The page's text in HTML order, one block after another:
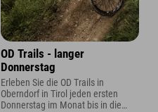
OD Trails - langer
Donnerstag
Erleben Sie die OD Trails in
Oberndorf in Tirol jeden ersten
Donnerstag im Monat bis in die